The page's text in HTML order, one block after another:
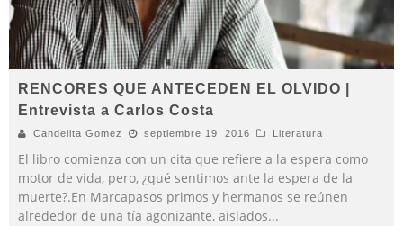
RENCORES QUE ANTECEDEN EL OLVIDO |
Entrevista a Carlos Costa
Candelita Gomez septiembre 19, 2016 Literatura
El libro comienza con un cita que refiere a la espera como
motor de vida, pero, ¿qué sentimos ante la espera de la
muerte?.En Marcapasos primos y hermanos se reúnen
alrededor de una tía agonizante, aislados...